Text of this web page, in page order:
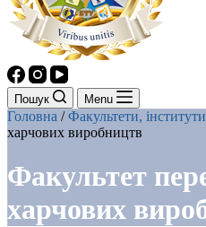
Пошук Menu
Головна /Факультети, інститути
харчових виробництв
Факультет
харчових